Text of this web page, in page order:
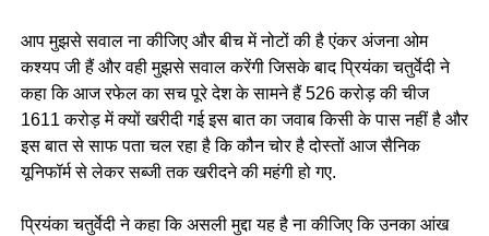
आप मुझसे सवाल ना कीजिए और बीच में नोटों की है एंकर अंजना ओम
कश्यप जी हैं और वही मुझसे सवाल करेंगी जिसके बाद प्रियंका चतुर्वेदी ने
कहा कि आज रफेल का सच पूरे देश के सामने हैं 526 करोड़ की चीज
1611 करोड़ में क्यों खरीदी गई इस बात का जवाब किसी के पास नहीं है और
इस बात से साफ पता चल रहा है कि कौन चोर है दोस्तों आज सैनिक
यूनिफॉर्म से लेकर सब्जी तक खरीदने की महंगी हो गए.
प्रियंका चतुर्वेदी ने कहा कि असली मुद्दा यह है ना कीजिए कि उनका आंख